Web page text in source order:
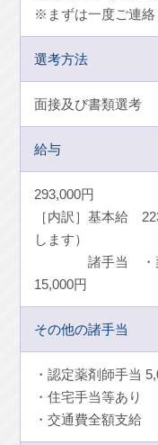
※まずは一度ご連絡
選考方法
面接及び書類選考
給与
293,000円
［内訳］基本給
します）
諸手当 ・薬剤
15,000円
その他の諸手当
認定薬剤師手当
住宅手当等あり
交通費全額支給